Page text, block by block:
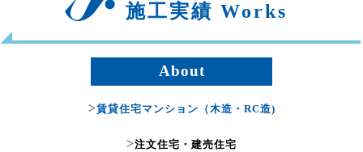
施工実績 Works
About
>賃貸住宅マンション（木造・RC造)
>注文住宅・建売住宅